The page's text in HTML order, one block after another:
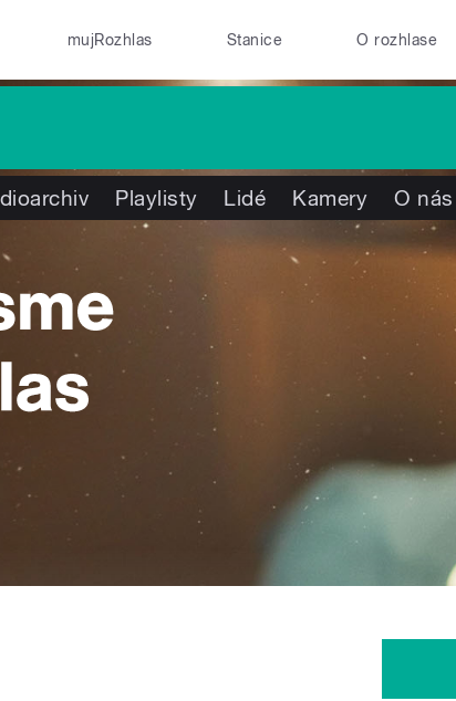
mujRozhlas Stanice O rozhlase
Playlisty Lidé Kamery O nás